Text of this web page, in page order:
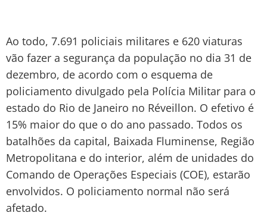
Ao todo, 7.691 policiais militares e 620 viaturas
vão fazer a segurança da população no dia 31 de
dezembro, de acordo com o esquema de
policiamento divulgado pela Polícia Militar para o
estado do Rio de Janeiro no Réveillon. O efetivo é
15% maior do que o do ano passado. Todos os
batalhões da capital, Baixada Fluminense, Região
Metropolitana e do interior, além de unidades do
Comando de Operações Especiais (COE), estarão
envolvidos. O policiamento normal não será
afetado.